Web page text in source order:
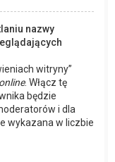
nazwy
witryny”
. Włącz tę
będzie
i dla
wykazana w liczbie